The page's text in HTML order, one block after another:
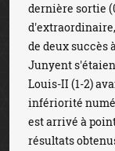
dernière sortie
de deux succès
Junyent
Louis-II (1-2)
infériorité
est arrivé à
résultats